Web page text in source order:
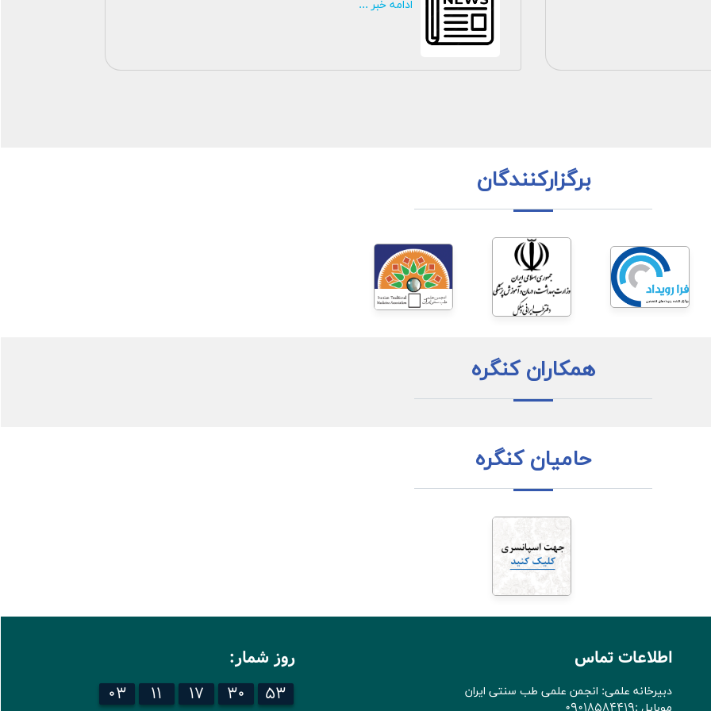
ادامه خبر ...
برگزارکنندگان
همکاران کنگره
حامیان کنگره
اطلاعات تماس
دبیرخانه علمی: انجمن علمی طب سنتی ایران
روز شمار:
03 11 17 30 52